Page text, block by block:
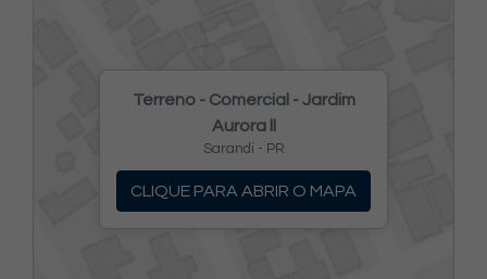
Terreno - Comercial - Jardim
Aurora ll
Sarandi - PR
CLIQUE PARA ABRIR O MAPA